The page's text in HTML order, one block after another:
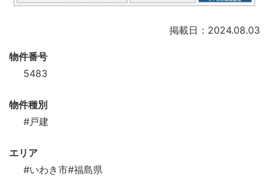
掲載日：2024.08.03
物件番号
5483
物件種別
#戸建
エリア
#いわき市#福島県